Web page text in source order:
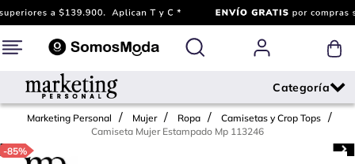
Marketing Personal Mujer Ropa
Camisetas y Crop Tops
Camiseta Mujer Estampado Mp 113246
-85%